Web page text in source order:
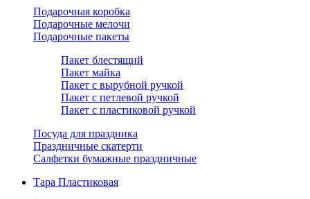
Подарочная коробка
Подарочные мелочи
Подарочные пакеты
Пакет блестящий
Пакет майка
Пакет с вырубной ручкой
Пакет с петлевой ручкой
Пакет с пластиковой ручкой
Посуда для праздника
Праздничные скатерти
Салфетки бумажные праздничные
Тара Пластиковая